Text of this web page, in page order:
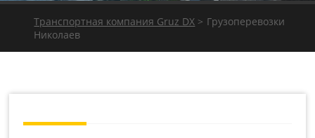
Транспортная компания Gruz DX > Грузоперевозки
Николаев